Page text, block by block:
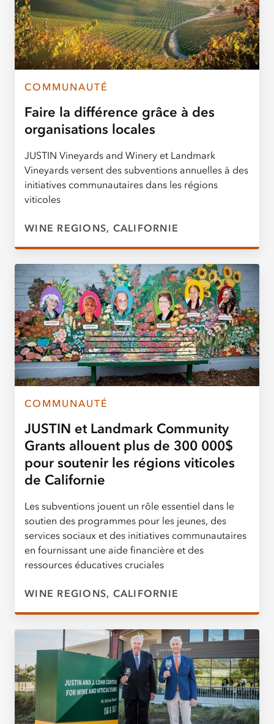
COMMUNAUTÉ
Faire la différence grâce à des
organisations locales
JUSTIN Vineyards and Winery et Landmark
Vineyards versent des subventions annuelles à des
initiatives communautaires dans les régions
viticoles
WINE REGIONS, CALIFORNIE
COMMUNAUTÉ
JUSTIN et Landmark Community
Grants allouent plus de 300 000$
pour soutenir les régions viticoles
de Californie
Les subventions jouent un rôle essentiel dans le
soutien des programmes pour les jeunes, des
services sociaux et des initiatives communautaires
en fournissant une aide financière et des
ressources éducatives cruciales
WINE REGIONS, CALIFORNIE